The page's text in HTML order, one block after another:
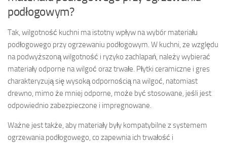
podłogowym?
Tak, wilgotność kuchni ma istotny wpływ na wybór materiału
podłogowego przy ogrzewaniu podłogowym. W kuchni, ze względu
na podwyższoną wilgotność i ryzyko zachlapań, należy wybierać
materiały odporne na wilgoć oraz trwałe. Płytki ceramiczne i gres
charakteryzują się wysoką odpornością na wilgoć, natomiast
drewno, mimo że mniej odporne, może być stosowane, jeśli jest
odpowiednio zabezpieczone i impregnowane.
Ważne jest także, aby materiały były kompatybilne z systemem
ogrzewania podłogowego, co zapewnia ich trwałość i